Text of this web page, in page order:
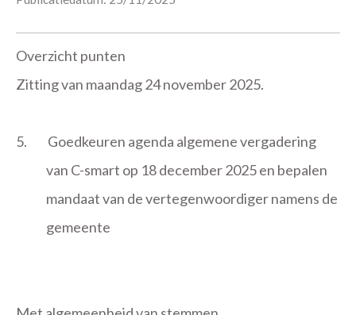
Overzicht punten
Zitting van maandag 24 november 2025.
5.
Goedkeuren agenda algemene vergadering
van C-smart op 18 december 2025 en bepalen
mandaat van de vertegenwoordiger namens de
gemeente